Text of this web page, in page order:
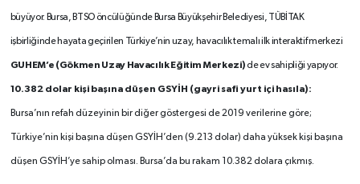
büyüyor. Bursa, BTSO öncülüğünde Bursa Büyükşehir Belediyesi, TÜBİTAK
işbirliğinde hayata geçirilen Türkiye’nin uzay, havacılık temalı ilk interaktif merkezi
GUHEM’e (Gökmen Uzay Havacılık Eğitim Merkezi) de ev sahipliği yapıyor.
10.382 dolar kişi başına düşen GSYİH (gayri safi yurt içi hasıla):
Bursa’nın refah düzeyinin bir diğer göstergesi de 2019 verilerine göre;
Türkiye’nin kişi başına düşen GSYİH’den (9.213 dolar) daha yüksek kişi başına
düşen GSYİH’ye sahip olması. Bursa’da bu rakam 10.382 dolara çıkmış.